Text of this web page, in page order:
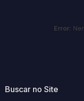
Error:
Buscar no Site